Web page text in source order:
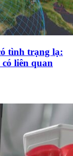
tình trạng lạ:
liên quan